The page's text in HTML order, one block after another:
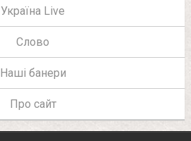
Україна Live
Слово
Наші банери
Про сайт